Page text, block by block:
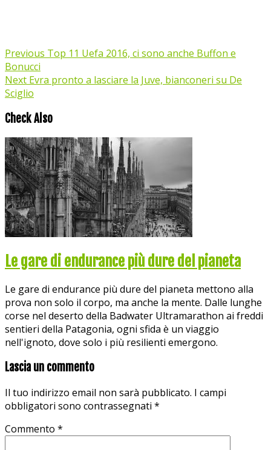
Previous Top 11 Uefa 2016, ci sono anche Buffon e
Bonucci
Next Evra pronto a lasciare la Juve, bianconeri su De
Sciglio
Check Also
Le gare di endurance più dure del pianeta
Le gare di endurance più dure del pianeta mettono alla
prova non solo il corpo, ma anche la mente. Dalle lunghe
corse nel deserto della Badwater Ultramarathon ai freddi
sentieri della Patagonia, ogni sfida è un viaggio
nell'ignoto, dove solo i più resilienti emergono.
Lascia un commento
Il tuo indirizzo email non sarà pubblicato. I campi
obbligatori sono contrassegnati *
Commento *